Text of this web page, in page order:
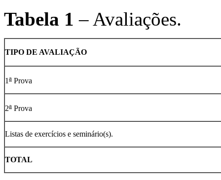
Tabela 1 – Avaliações.
TIPO DE AVALIAÇÃO
1 a Prova
2a Prova
Listas de exercícios e seminário(s).
TOTAL